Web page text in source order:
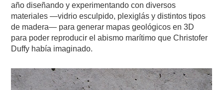
año diseñando y experimentando con diversos
materiales —vidrio esculpido, plexiglás y distintos tipos
de madera— para generar mapas geológicos en 3D
para poder reproducir el abismo marítimo que Christofer
Duffy había imaginado.